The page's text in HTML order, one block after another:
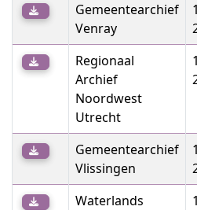
Gemeentearchief
Venray
Regionaal
Archief
Noordwest
Utrecht
Gemeentearchief
Vlissingen
Waterlands